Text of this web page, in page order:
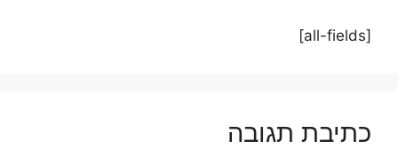
[all-fields]
כתיבת תגובה